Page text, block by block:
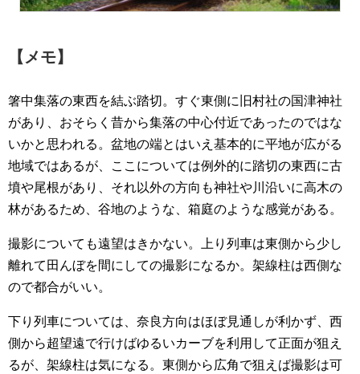
【メモ】
箸中集落の東西を結ぶ踏切。すぐ東側に旧村社の国津神社
があり、おそらく昔から集落の中心付近であったのではな
いかと思われる。盆地の端とはいえ基本的に平地が広がる
地域ではあるが、ここについては例外的に踏切の東西に古
墳や尾根があり、それ以外の方向も神社や川沿いに高木の
林があるため、谷地のような、箱庭のような感覚がある。
撮影についても遠望はきかない。上り列車は東側から少し
離れて田んぼを間にしての撮影になるか。架線柱は西側な
ので都合がいい。
下り列車については、奈良方向はほぼ見通しが利かず、西
側から超望遠で行けばゆるいカーブを利用して正面が狙え
るが、架線柱は気になる。東側から広角で狙えば撮影は可